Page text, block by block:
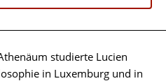
studierte Lucien
in Luxemburg und in